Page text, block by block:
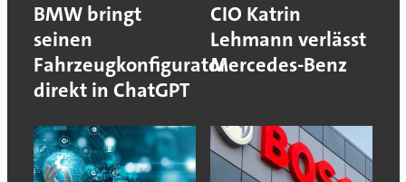
BMW bringt
seinen
Fahrzeugkonfigurator
direkt in ChatGPT
CIO Katrin
Lehmann verlässt
Mercedes-Benz